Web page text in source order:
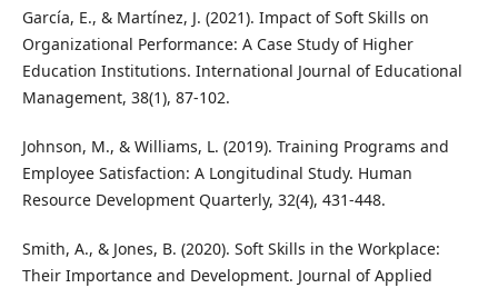
García, E., & Martínez, J. (2021). Impact of Soft Skills on
Organizational Performance: A Case Study of Higher
Education Institutions. International Journal of Educational
Management, 38(1), 87-102.
Johnson, M., & Williams, L. (2019). Training Programs and
Employee Satisfaction: A Longitudinal Study. Human
Resource Development Quarterly, 32(4), 431-448.
Smith, A., & Jones, B. (2020). Soft Skills in the Workplace:
Their Importance and Development. Journal of Applied